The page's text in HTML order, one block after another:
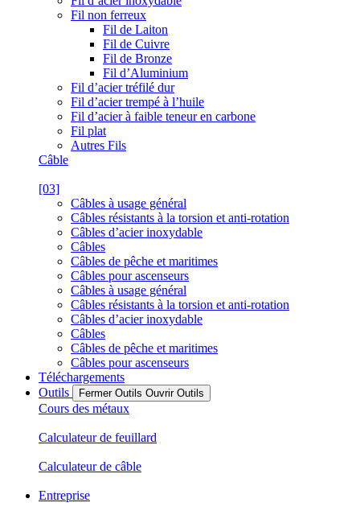
Fil non ferreux
Fil de Laiton
Fil de Cuivre
Fil de Bronze
Fil d’Aluminium
Fil d’acier tréfilé dur
Fil d’acier trempé à l’huile
Fil d’acier à faible teneur en carbone
Fil plat
Autres Fils
Câble
[03]
Câbles à usage général
Câbles résistants à la torsion et anti-rotation
Câbles d’acier inoxydable
Câbles
Câbles de pêche et maritimes
Câbles pour ascenseurs
Câbles à usage général
Câbles résistants à la torsion et anti-rotation
Câbles d’acier inoxydable
Câbles
Câbles de pêche et maritimes
Câbles pour ascenseurs
Téléchargements
Outils
Fermer Outils Ouvrir Outils
Cours des métaux
Calculateur de feuillard
Calculateur de câble
Entreprise